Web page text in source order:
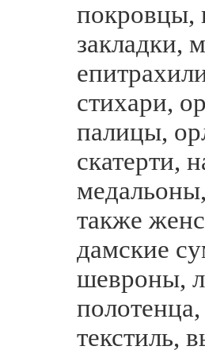
покровцы,
закладки,
стихари,
палицы,
скатерти,
также
дамские
шевроны,
текстиль,